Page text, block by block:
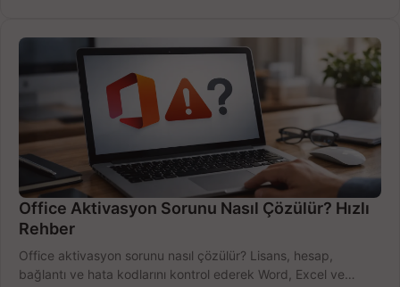
Office Aktivasyon Sorunu Nasıl Çözülür? Hızlı
Rehber
Office aktivasyon sorunu nasıl çözülür? Lisans, hesap,
bağlantı ve hata kodlarını kontrol ederek Word, Excel ve